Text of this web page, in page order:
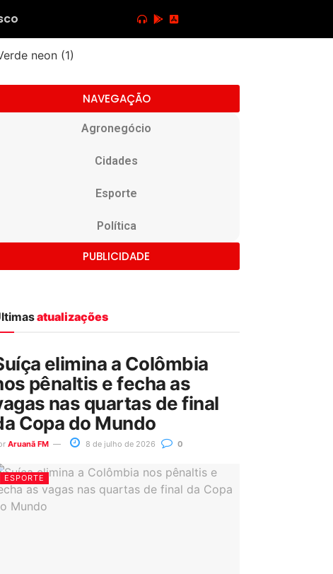
NAVEGAÇÃO
Agronegócio
Cidades
Esporte
Política
PUBLICIDADE
atualizações
elimina a Colômbia
pênaltis e fecha as
nas quartas de final
Copa do Mundo
Aruanã FM 8 de julho de 2026 0
ESPORTE